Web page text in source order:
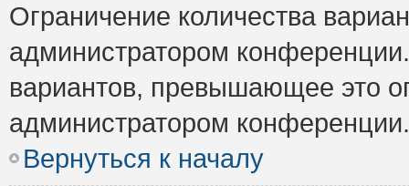
Ограничение количества
администратором
вариантов, превышающее это
администратором конференции.
Вернуться к началу